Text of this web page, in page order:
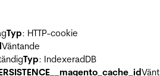
Typ: HTTP-cookie
Väntande
Typ: IndexeradDB